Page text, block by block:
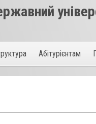
Абітурієнтам